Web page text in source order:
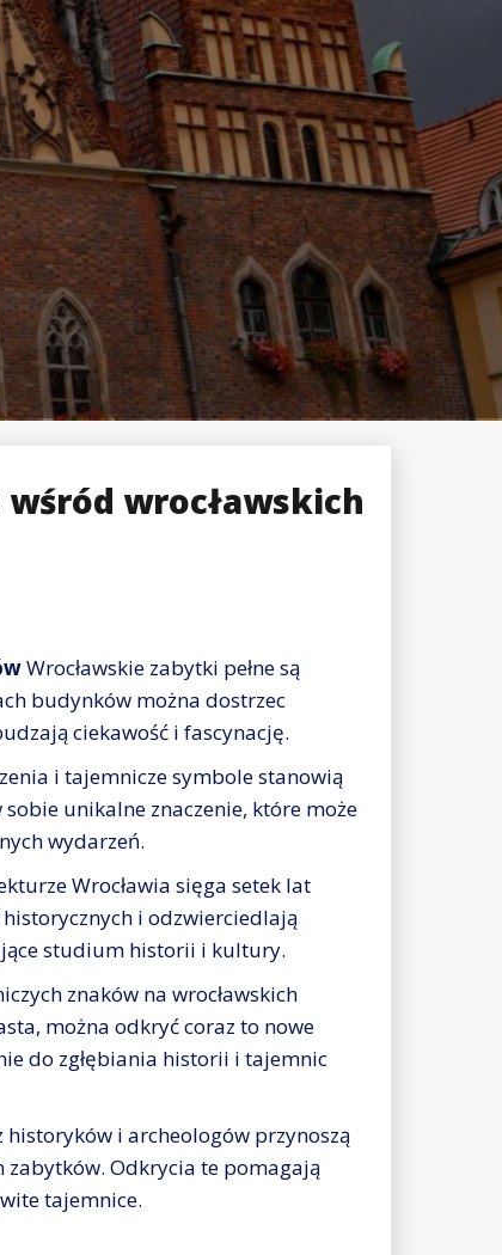
wrocławskich
Wrocławskie zabytki pełne są
budynków można dostrzec
ciekawość i fascynację.
i tajemnicze symbole stanowią
unikalne znaczenie, które może
wydarzeń.
Wrocławia sięga setek lat
i odzwierciedlają
studium historii i kultury.
znaków na wrocławskich
można odkryć coraz to nowe
do zgłębiania historii i tajemnic
i archeologów przynoszą
zabytków. Odkrycia te pomagają
tajemnice.